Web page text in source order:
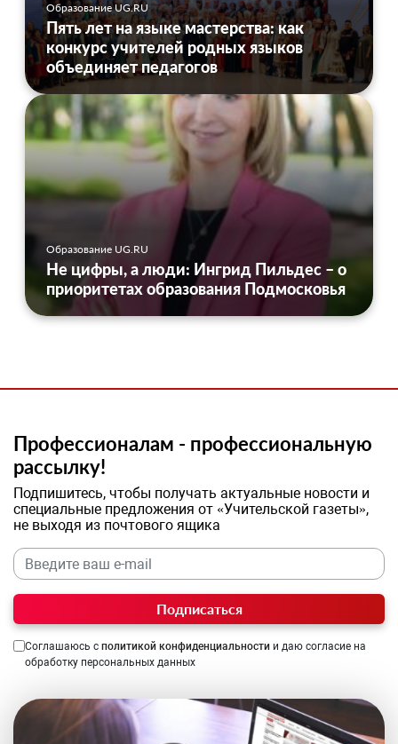
Образование UG.RU
Пять лет на языке мастерства: как
конкурс учителей родных языков
объединяет педагогов
Образование UG.RU
Не цифры, а люди: Ингрид Пильдес – о
приоритетах образования Подмосковья
Профессионалам - профессиональную
рассылку!
Подпишитесь, чтобы получать актуальные новости и
специальные предложения от «Учительской газеты»,
не выходя из почтового ящика
Подписаться
Соглашаюсь с политикой конфиденциальности и даю согласие на
обработку персональных данных